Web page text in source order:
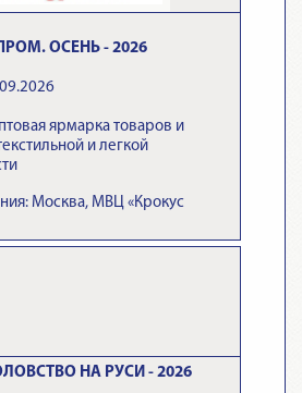
ОСЕНЬ - 2026
ярмарка товаров и
и легкой
Москва, МВЦ «Крокус
НА РУСИ - 2026